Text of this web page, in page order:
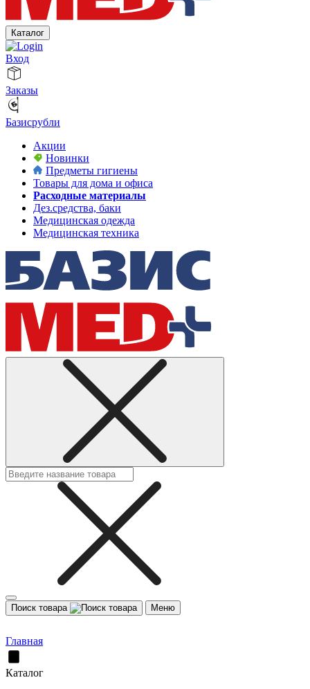
Каталог
Вход
Заказы
Базисрубли
Акции
Новинки
Предметы гигиены
Товары для дома и офиса
Расходные материалы
Дез.средства, баки
Медицинская одежда
Медицинская техника
Поиск товара Меню
Главная
Каталог